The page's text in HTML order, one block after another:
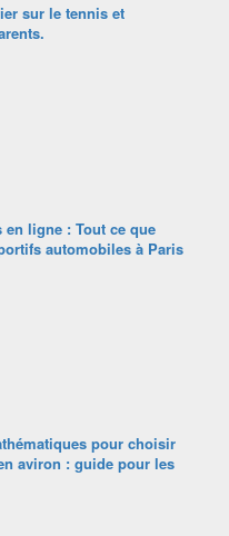
sur le tennis et
ligne : Tout ce que
automobiles à Paris
pour choisir
aviron : guide pour les